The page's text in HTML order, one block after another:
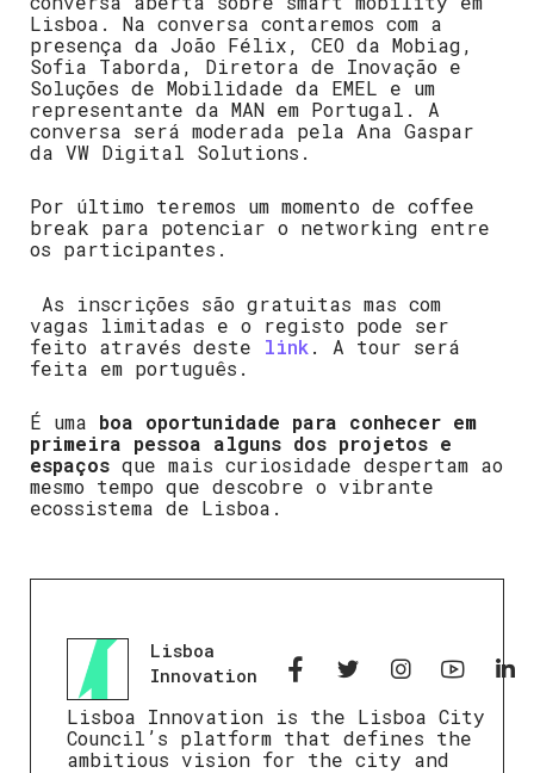
Lisboa. Na conversa contaremos com a
presença da João Félix, CEO da Mobiag,
Sofia Taborda, Diretora de Inovação e
Soluções de Mobilidade da EMEL e um
representante da MAN em Portugal. A
conversa será moderada pela Ana Gaspar
da VW Digital Solutions.
Por último teremos um momento de coffee
break para potenciar o networking entre
os participantes.
As inscrições são gratuitas mas com
vagas limitadas e o registo pode ser
feito através deste link . A tour será
feita em português.
É uma boa oportunidade para conhecer em
primeira pessoa alguns dos projetos e
espaços que mais curiosidade despertam ao
mesmo tempo que descobre o vibrante
ecossistema de Lisboa.
Lisboa
Innovation
Lisboa Innovation is the Lisboa City
Council’s platform that defines the
ambitious vision for the city and